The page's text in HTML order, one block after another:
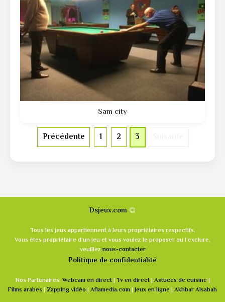
Sam city
Précédente 1 2 3
Dsjeux.com ©
Tous les jeux appartiennent à leurs propriétaires respectifs.
Vous êtes propriétaire d'un jeu et vous voulez le proposer ou l'exclure,
veuillez nous-contacter
Politique de confidentialité
Nos Partenaires: Webcam en direct|Tv en direct|Astuces de cuisine |
Films arabes |Zapping vidéo |Aflamedia.com |Jeux en ligne |Akhbar Alsabah